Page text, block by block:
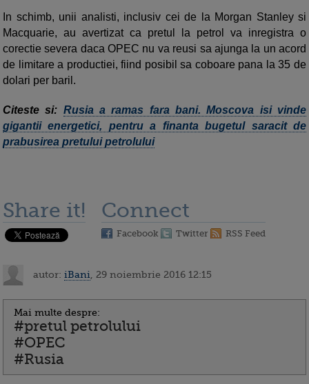
In schimb, unii analisti, inclusiv cei de la Morgan Stanley si
Macquarie, au avertizat ca pretul la petrol va inregistra o
corectie severa daca OPEC nu va reusi sa ajunga la un acord
de limitare a productiei, fiind posibil sa coboare pana la 35 de
dolari per baril.
Citeste si: Rusia a ramas fara bani. Moscova isi vinde
gigantii energetici, pentru a finanta bugetul saracit de
prabusirea pretului petrolului
Share it! Connect
Facebook Twitter RSS Feed
autor: iBani , 29 noiembrie 2016 12:15
Mai multe despre:
#pretul petrolului
#OPEC
#Rusia